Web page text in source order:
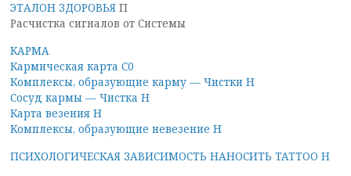
ЭТАЛОН ЗДОРОВЬЯ П
Расчистка сигналов от Системы
КАРМА
Кармическая карта С0
Комплексы, образующие карму — Чистки Н
Сосуд кармы — Чистка Н
Карта везения Н
Комплексы, образующие невезение Н
ПСИХОЛОГИЧЕСКАЯ ЗАВИСИМОСТЬ НАНОСИТЬ TATTOO H